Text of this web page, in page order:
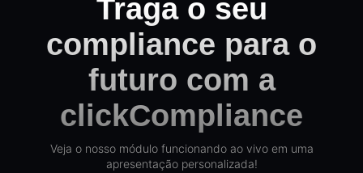
Traga o seu
compliance para o
futuro com a
clickCompliance
Veja o nosso módulo funcionando ao vivo em uma
apresentação personalizada!